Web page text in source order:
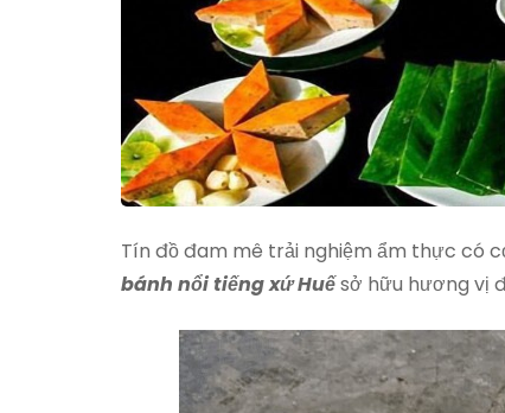
Tín đồ đam mê trải nghiệm ẩm thực có
bánh nổi tiếng xứ Huếsở hữu hương vị